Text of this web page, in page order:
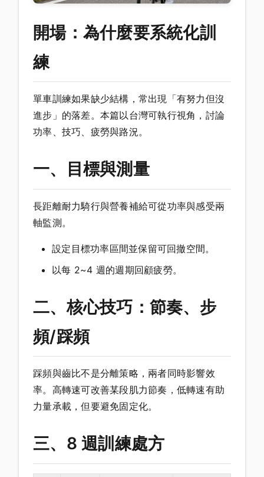
開場：為什麼要系統化訓
練
單車訓練如果缺少結構，常出現「有努力但沒
進步」的落差。本篇以台灣可執行視角，討論
功率、技巧、疲勞與路況。
一、目標與測量
長距離耐力騎行與營養補給可從功率與感受兩
軸監測。
設定目標功率區間並保留可回撤空間。
以每 2~4 週的週期回顧疲勞。
二、核心技巧：節奏、步
頻/踩頻
踩頻與齒比不是分離策略，兩者同時影響效
率。高轉速可改善某段肌力節奏，低轉速有助
力量承載，但要避免固定化。
三、8 週訓練處方